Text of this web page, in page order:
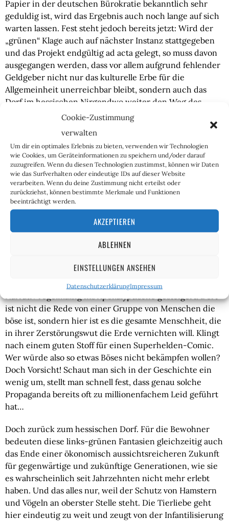
Cookie-Zustimmung
verwalten
Um dir ein optimales Erlebnis zu bieten, verwenden wir Technologien
wie Cookies, um Geräteinformationen zu speichern und/oder darauf
zuzugreifen. Wenn du diesen Technologien zustimmst, können wir Daten
wie das Surfverhalten oder eindeutige IDs auf dieser Website
verarbeiten. Wenn du deine Zustimmung nicht erteilst oder
zurückziehst, können bestimmte Merkmale und Funktionen
beeinträchtigt werden.
AKZEPTIEREN
ABLEHNEN
EINSTELLUNGEN ANSEHEN
DatenschutzerklärungImpressum
Papier in der deutschen Bürokratie bekanntlich sehr
geduldig ist, wird das Ergebnis auch noch lange auf sich
warten lassen. Fest steht jedoch bereits jetzt: Wird der
„grünen“ Klage auch auf nächster Instanz stattgegeben
und das Projekt endgültig ad acta gelegt, so muss davon
ausgegangen werden, dass vor allem aufgrund fehlender
Geldgeber nicht nur das kulturelle Erbe für die
Allgemeinheit unerreichbar bleibt, sondern auch das
Dorf im hessischen Nirgendwo weiter den Weg des
langen Abstiegs gehen wird.
Ganz gleich wie das Gericht urteilen wird, die
Bemühungen gegen das Projekt lassen tief in die
Denkweise der Naturschützer bzw. generell in die
Denkweise der links-grün Versifften blicken. Das Wohl
des Menschen ist ihnen offensichtlich weniger wert als
das der Tiere. Interessant ist, dass sich auch hier wieder
die typisch linke Schwarz-Weiß-Malerei zeigt. Jedes
ihrer Narrative stellt zwei Gruppen entgegen, von denen
eine abgrundtief böse ist. Aus diesen Erzählungen sind in
den letzten Jahren bereits viele Feindbilder entstanden:
kürzlich ganz normale Polizisten. Bei Natur- bzw.
Umwelt- und besonders bei Klimaschützern wird dieses
ist nicht die Rede von einer Gruppe von Menschen die
böse ist, sondern hier ist es die gesamte Menschheit, die
in ihrer Zerstörungswut die Erde vernichten will. Klingt
nach einem guten Stoff für einen Superhelden-Comic.
Wer würde also so etwas Böses nicht bekämpfen wollen?
Doch Vorsicht! Schaut man sich in der Geschichte ein
wenig um, stellt man schnell fest, dass genau solche
Propaganda bereits oft zu millionenfachem Leid geführt
hat…
Doch zurück zum hessischen Dorf. Für die Bewohner
bedeuten diese links-grünen Fantasien gleichzeitig auch
das Ende einer ökonomisch aussichtsreicheren Zukunft
für gegenwärtige und zukünftige Generationen, wie sie
es wahrscheinlich seit Jahrzehnten nicht mehr erlebt
haben. Und das alles nur, weil der Schutz von Hamstern
und Vögeln an oberster Stelle steht. Die Tierliebe geht
hier eindeutig zu weit und zeugt von der Infantilisierung